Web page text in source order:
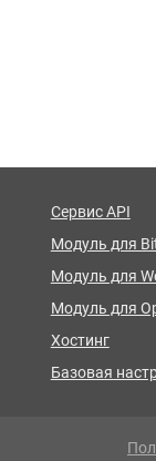
Сервис API
Модуль для
Модуль для
Модуль для
Хостинг
Базовая